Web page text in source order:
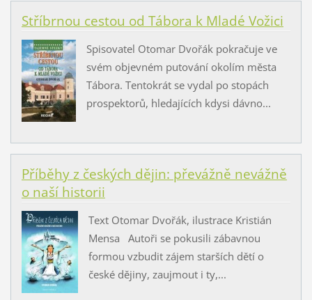
Stříbrnou cestou od Tábora k Mladé Vožici
Spisovatel Otomar Dvořák pokračuje ve
svém objevném putování okolím města
Tábora. Tentokrát se vydal po stopách
prospektorů, hledajících kdysi dávno...
Příběhy z českých dějin: převážně nevážně
o naší historii
Text Otomar Dvořák, ilustrace Kristián
Mensa Autoři se pokusili zábavnou
formou vzbudit zájem starších dětí o
české dějiny, zaujmout i ty,...